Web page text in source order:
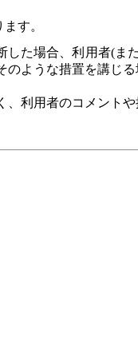
す。
た場合、利用者(ま
ような措置を講じ
利用者のコメント